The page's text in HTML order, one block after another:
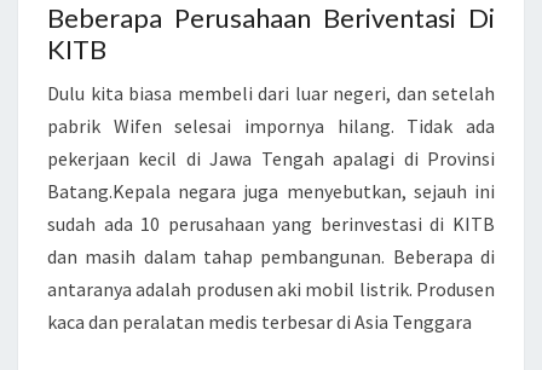
P
T
I
N
V
E
N
T
A
Beberapa Perusahaan Beriventasi Di
KITB
Dulu kita biasa membeli dari luar negeri, dan setelah
pabrik Wifen selesai impornya hilang. Tidak ada
pekerjaan kecil di Jawa Tengah apalagi di Provinsi
Batang.Kepala negara juga menyebutkan, sejauh ini
sudah ada 10 perusahaan yang berinvestasi di KITB
dan masih dalam tahap pembangunan. Beberapa di
antaranya adalah produsen aki mobil listrik. Produsen
kaca dan peralatan medis terbesar di Asia Tenggara